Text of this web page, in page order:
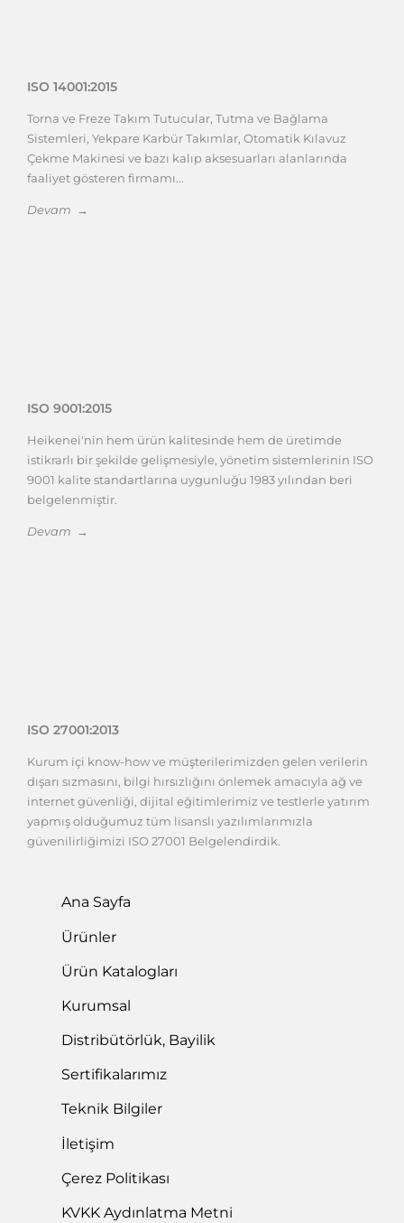
ISO 14001:2015
Torna ve Freze Takım Tutucular, Tutma ve Bağlama
Sistemleri, Yekpare Karbür Takımlar, Otomatik Kılavuz
Çekme Makinesi ve bazı kalıp aksesuarları alanlarında
faaliyet gösteren firmamı...
Devam →
ISO 9001:2015
Heikenei'nin hem ürün kalitesinde hem de üretimde
istikrarlı bir şekilde gelişmesiyle, yönetim sistemlerinin ISO
9001 kalite standartlarına uygunluğu 1983 yılından beri
belgelenmiştir.
Devam →
ISO 27001:2013
Kurum içi know-how ve müşterilerimizden gelen verilerin
dışarı sızmasını, bilgi hırsızlığını önlemek amacıyla ağ ve
internet güvenliği, dijital eğitimlerimiz ve testlerle yatırım
yapmış olduğumuz tüm lisanslı yazılımlarımızla
güvenilirliğimizi ISO 27001 Belgelendirdik.
Ana Sayfa
Ürünler
Ürün Katalogları
Kurumsal
Distribütörlük, Bayilik
Sertifikalarımız
Teknik Bilgiler
İletişim
Çerez Politikası
KVKK Aydınlatma Metni